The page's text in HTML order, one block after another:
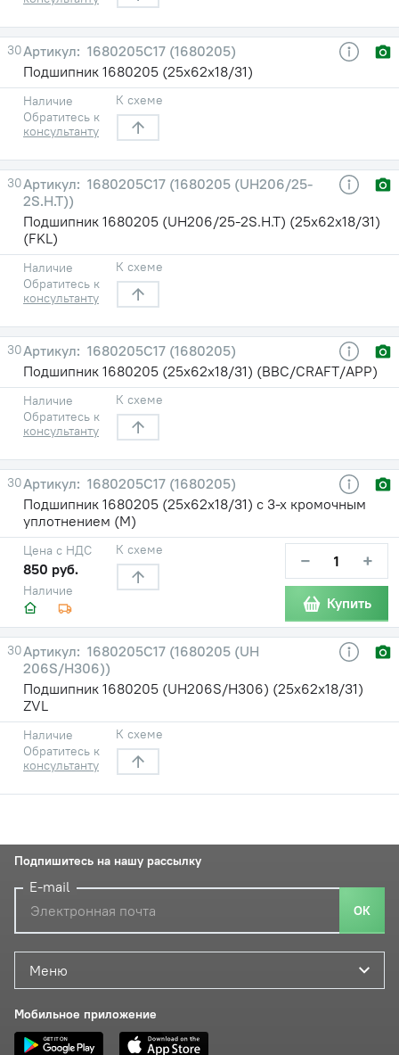
30
1680205С17 (1680205)
Подшипник 1680205 (25х62х18/31)
Наличие
Обратитесь к
консультанту
К схеме
30
1680205С17 (1680205 (UH206/25-
2S.H.T))
Подшипник 1680205 (UH206/25-2S.H.T) (25х62х18/31)
(FKL)
Наличие
Обратитесь к
консультанту
К схеме
30
1680205С17 (1680205)
Подшипник 1680205 (25х62х18/31) (BBC/CRAFT/APP)
Наличие
Обратитесь к
консультанту
К схеме
30
1680205С17 (1680205)
Подшипник 1680205 (25х62х18/31) с 3-х кромочным
уплотнением (М)
Наличие
Цена с НДС
850 руб.
К схеме − +
Купить
30
1680205С17 (1680205 (UH
206S/H306))
Подшипник 1680205 (UH206S/H306) (25х62х18/31)
ZVL
Наличие
Обратитесь к
консультанту
К схеме
Меню
Мобильное приложение
Подпишитесь на нашу рассылку
E-mail
ОК